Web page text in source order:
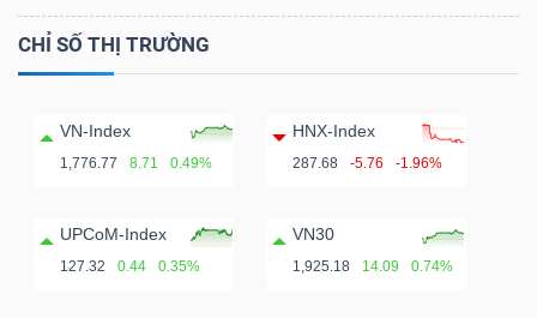
CHỈ SỐ THỊ TRƯỜNG
VN-Index
1,776.77 8.71 0.49%
HNX-Index
287.68 -5.76 -1.96%
UPCoM-Index
127.32 0.44 0.35%
VN30
1,925.18 14.09 0.74%